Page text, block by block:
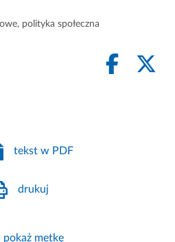
, polityka społeczna
tekst w PDF
drukuj
pokaż metkę